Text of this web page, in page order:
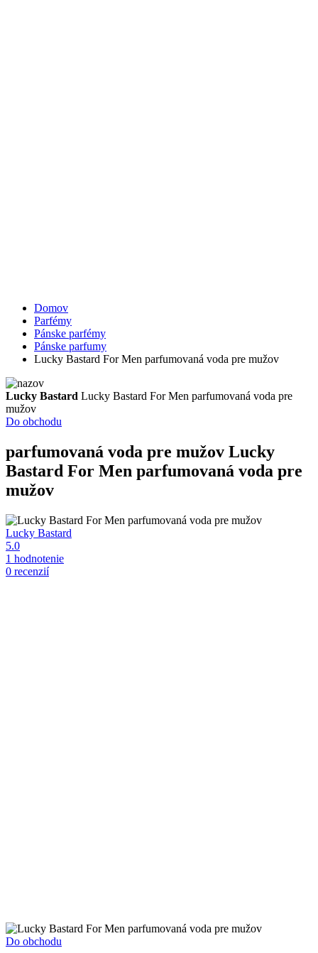
Domov
Parfémy
Pánske parfémy
Pánske parfumy
Lucky Bastard For Men parfumovaná voda pre mužov
Lucky Bastard Lucky Bastard For Men parfumovaná voda pre
mužov
Do obchodu
parfumovaná voda pre mužov Lucky
Bastard For Men parfumovaná voda pre
mužov
Lucky Bastard
5.0
1 hodnotenie
0 recenzií
Do obchodu